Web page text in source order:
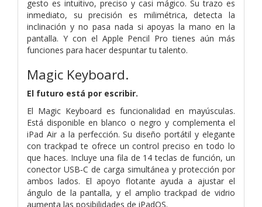
gesto es intuitivo, preciso y casi mágico. Su trazo es
inmediato, su precisión es milimétrica, detecta la
inclinación y no pasa nada si apoyas la mano en la
pantalla. Y con el Apple Pencil Pro tienes aún más
funciones para hacer despuntar tu talento.
Magic Keyboard.
El futuro está por escribir.
El Magic Keyboard es funcionalidad en mayúsculas.
Está disponible en blanco o negro y complementa el
iPad Air a la perfección. Su diseño portátil y elegante
con trackpad te ofrece un control preciso en todo lo
que haces. Incluye una fila de 14 teclas de función, un
conector USB‑C de carga simultánea y protección por
ambos lados. El apoyo flotante ayuda a ajustar el
ángulo de la pantalla, y el amplio trackpad de vidrio
aumenta las posibili­dades de iPadOS.